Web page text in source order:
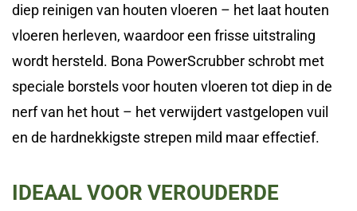
diep reinigen van houten vloeren – het laat houten
vloeren herleven, waardoor een frisse uitstraling
wordt hersteld. Bona PowerScrubber schrobt met
speciale borstels voor houten vloeren tot diep in de
nerf van het hout – het verwijdert vastgelopen vuil
en de hardnekkigste strepen mild maar effectief.
IDEAAL VOOR VEROUDERDE